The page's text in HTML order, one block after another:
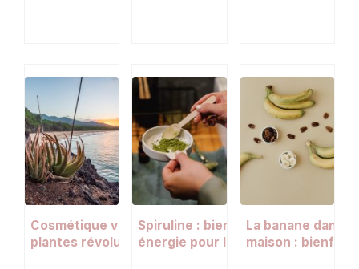
Cosmétique végétale : pourquoi les
plantes révolutionnent nos soins de
Spiruline : bienfaits anti-âge,
énergie pour la peau et
La banane dans
maison :